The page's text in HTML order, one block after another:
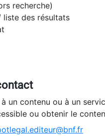
recherche)
liste des résultats
à un contenu ou à un
ou obtenir le